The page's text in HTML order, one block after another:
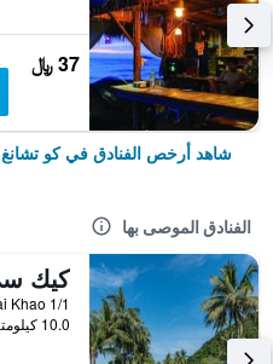
37 ﷼
شاهد أرخص الفنادق في كو تشانغ
الفنادق الموصى بها
10.0 كيلومتر عن وسط المدينة